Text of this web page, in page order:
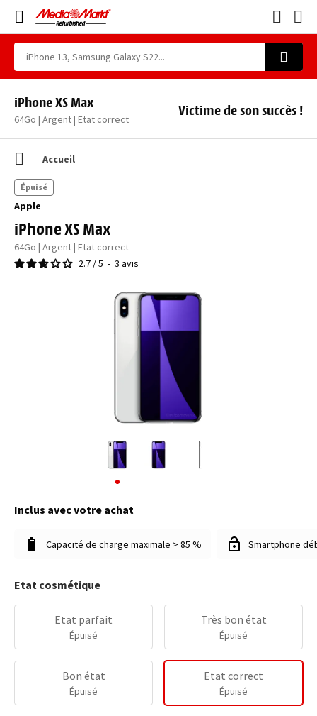
iPhone XS Max
64Go | Argent | Etat correct
Victime de son succès !
Accueil
Apple
iPhone XS Max
64Go | Argent | Etat correct
2.7 /5 - 3 avis
Épuisé
Inclus avec votre achat
Capacité de charge maximale > 85 % Smartphone
Etat cosmétique
Etat parfait
Épuisé
Très bon état
Épuisé
Bon état
Épuisé
Etat correct
Épuisé